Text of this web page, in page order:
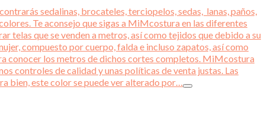
sedalinas, brocateles, terciopelos, sedas, lanas, paños,
Te aconsejo que sigas a MiMcostura en las diferentes
telas que se venden a metros, así como tejidos que debido a su
compuesto por cuerpo, falda e incluso zapatos, así como
conocer los metros de dichos cortes completos. MiMcostura
controles de calidad y unas políticas de venta justas. Las
bien, este color se puede ver alterado por…